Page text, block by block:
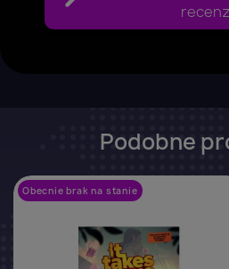
Podobne
Obecnie brak na stanie